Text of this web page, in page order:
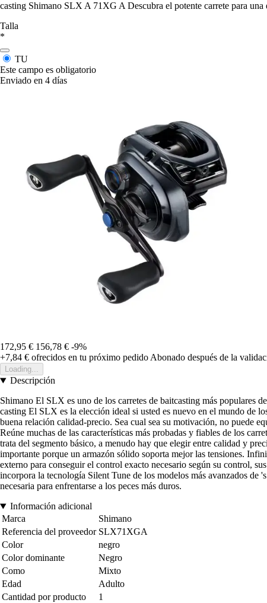
casting Shimano SLX A 71XG A Descubra el potente carrete para
Talla
*
TU
Este campo es obligatorio
Enviado en 4 días
172,95 € 156,78 € -9%
+7,84 € ofrecidos en tu próximo pedido Abonado después de la
Loading...
Descripción
Shimano El SLX es uno de los carretes de baitcasting más populares
casting El SLX es la elección ideal si usted es nuevo en el mundo de
buena relación calidad-precio. Sea cual sea su motivación, no puede
Reúne muchas de las características más probadas y fiables de los
trata del segmento básico, a menudo hay que elegir entre calidad y
importante porque un armazón sólido soporta mejor las tensiones.
externo para conseguir el control exacto necesario según su control,
incorpora la tecnología Silent Tune de los modelos más avanzados de
necesaria para enfrentarse a los peces más duros.
Información adicional
Marca
Shimano
Referencia del proveedor SLX71XGA
Color
negro
Color dominante
Negro
Como
Mixto
Edad
Adulto
Cantidad por producto
1